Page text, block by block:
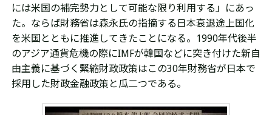
には米国の補完勢力として可能な限り利用する」にあっ
た。ならば財務省は森永氏の指摘する日本衰退途上国化
を米国とともに推進してきたことになる。1990年代後半
のアジア通貨危機の際にIMFが韓国などに突き付けた新自
由主義に基づく緊縮財政政策はこの30年財務省が日本で
採用した財政金融政策と瓜二つである。